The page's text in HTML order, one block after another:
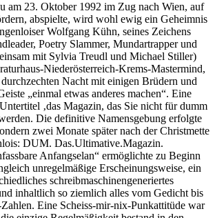
am 23. Oktober 1992 im Zug nach Wien, auf
abspielte, wird wohl ewig ein Geheimnis
Wolfgang Kühn, seines Zeichens
Poetry Slammer, Mundartrapper und
mit Sylvia Treudl und Michael Stiller)
Niederösterreich-Krems-Mastermind,
Nacht mit einigen Brüdern und
„einmal etwas anderes machen“. Eine
‚das Magazin, das Sie nicht für dumm
Die definitive Namensgebung erfolgte
zwei Monate später nach der Christmette
DUM. Das.Ultimative.Magazin.
Anfangselan“ ermöglichte zu Beginn
unregelmäßige Erscheinungsweise, ein
schreibmaschinengeneriertes
inhaltlich so ziemlich alles vom Gedicht bis
Eine Scheiss-mir-nix-Punkattitüde war